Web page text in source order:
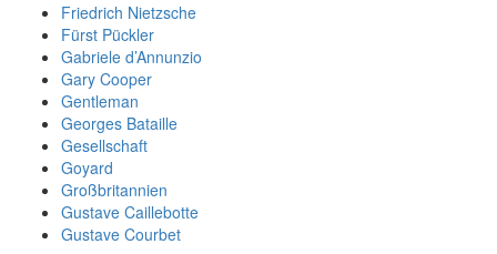
Friedrich Nietzsche
Fürst Pückler
Gabriele d’Annunzio
Gary Cooper
Gentleman
Georges Bataille
Gesellschaft
Goyard
Großbritannien
Gustave Caillebotte
Gustave Courbet